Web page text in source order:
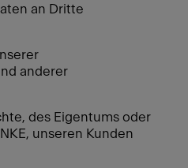
an Dritte
anderer
des Eigentums oder
unseren Kunden